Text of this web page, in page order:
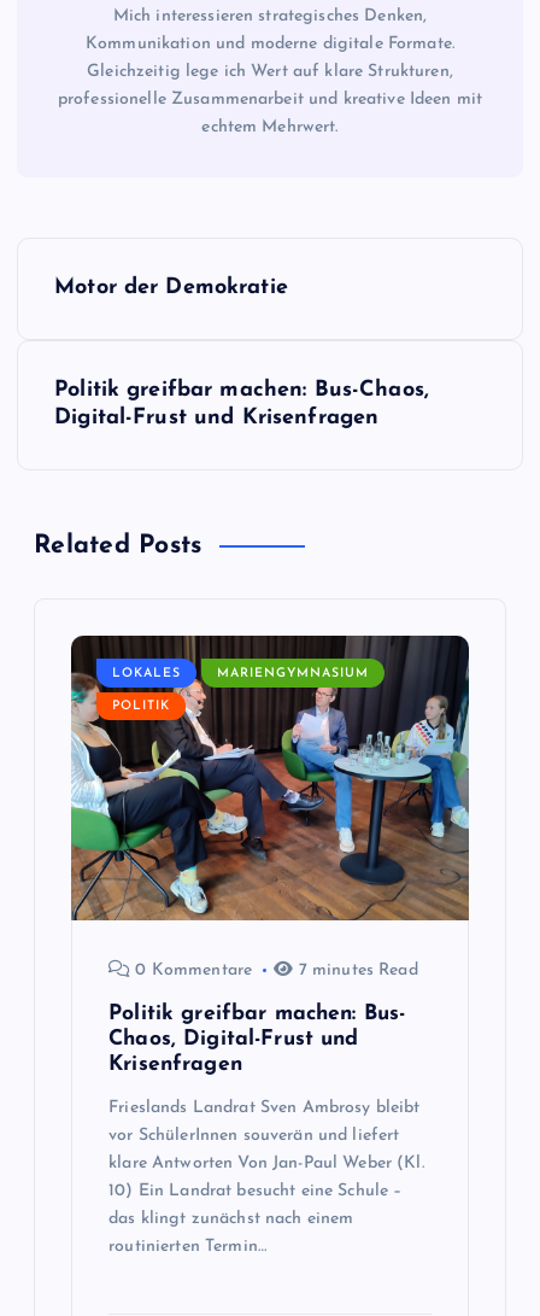
Mich interessieren strategisches Denken,
Kommunikation und moderne digitale Formate.
Gleichzeitig lege ich Wert auf klare Strukturen,
professionelle Zusammenarbeit und kreative Ideen mit
echtem Mehrwert.
a
Motor der Demokratie
Politik greifbar machen: Bus-Chaos,
Digital-Frust und Krisenfragen
Related Posts
LOKALES MARIENGYMNASIUM
POLITIK
0 Kommentare 7 minutes Read
Politik greifbar machen: Bus-
Chaos, Digital-Frust und
Krisenfragen
Frieslands Landrat Sven Ambrosy bleibt
vor SchülerInnen souverän und liefert
klare Antworten Von Jan-Paul Weber (Kl.
10) Ein Landrat besucht eine Schule –
das klingt zunächst nach einem
routinierten Termin…